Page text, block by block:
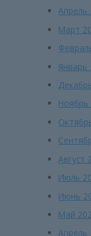
Апрель
Март
Январь
Ноябрь
Август
Июль
Июнь
Май
Апрель